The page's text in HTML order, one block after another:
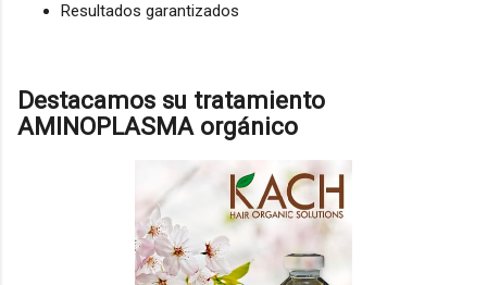
Resultados garantizados
Destacamos su tratamiento
AMINOPLASMA orgánico